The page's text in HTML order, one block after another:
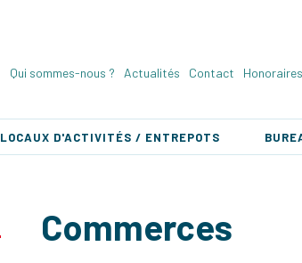
Qui sommes-nous ? Actualités Contact Honoraires
LOCAUX D'ACTIVITÉS / ENTREPOTS
Commerces